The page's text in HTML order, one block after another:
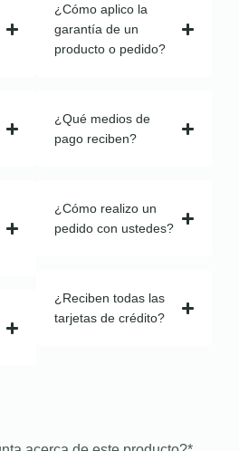
¿Cómo aplico la
garantía de un
producto o pedido?
¿Qué medios de
pago reciben?
¿Cómo realizo un
pedido con ustedes?
¿Reciben todas las
tarjetas de crédito?